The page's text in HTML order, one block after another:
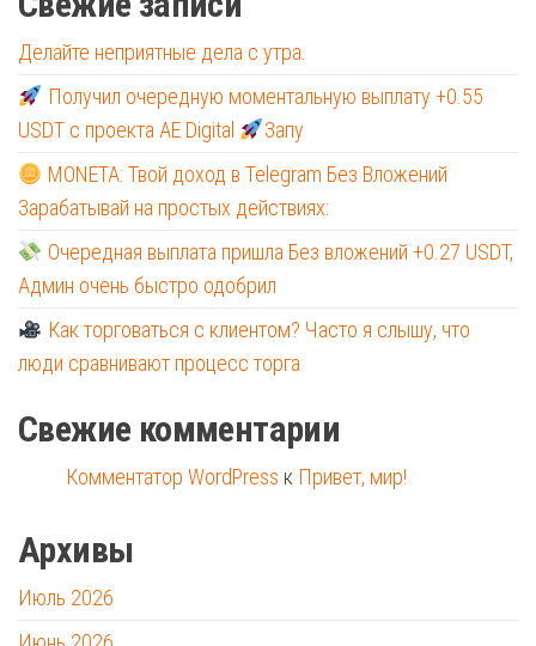
Делайте неприятные дела с утра.
Получил очередную моментальную выплату +0.55
USDT с проекта AE Digital
Запу
MONETA: Твой доход в Telegram Без Вложений
Зарабатывай на простых действиях:
Очередная выплата пришла Без вложений +0.27 USDT,
Админ очень быстро одобрил
Как торговаться с клиентом? Часто я слышу, что
люди сравнивают процесс торга
Свежие комментарии
Комментатор WordPress к Привет, мир!
Архивы
Июль 2026